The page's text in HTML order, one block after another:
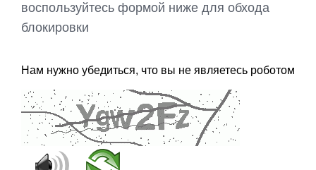
воспользуйтесь формой ниже для обхода
блокировки
Нам нужно убедиться, что вы не являетесь роботом